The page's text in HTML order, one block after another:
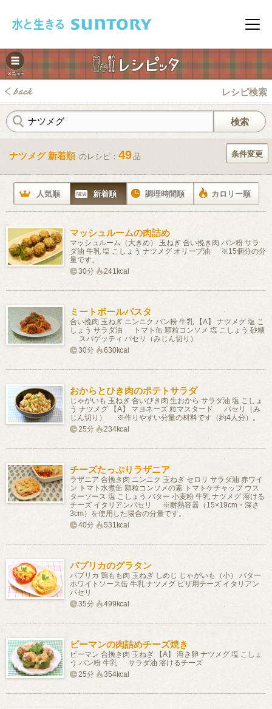
メニ
レシピ検索
ナツメグ 新着順 のレシピ： 49品 条件変更
人気順 新着順 調理時間順 カロリー順
マッシュルームの肉詰め
マッシュルーム（大きめ） 玉ねぎ 合い挽き肉 パン粉 サラ
ダ油 牛乳 塩 こしょう ナツメグ オリーブ油 ※15個分の分
量です。
30分
241kcal
ミートボールパスタ
合い挽肉 玉ねぎ ニンニク パン粉 牛乳 【A】 ナツメグ 塩 こ
しょう サラダ油 トマト缶 顆粒コンソメ 塩 こしょう 砂糖
スパゲッティ パセリ（みじん切り）
30分
630kcal
おからとひき肉のポテトサラダ
じゃがいも 玉ねぎ 合いびき肉 生おから サラダ油 塩 こしょ
う ナツメグ 【A】 マヨネーズ 粒マスタード パセリ（み
じん切り） ※作りやすい分量の材料です（約4人分）。
25分
234kcal
チーズたっぷりラザニア
ラザニア 合挽き肉 ニンニク 玉ねぎ セロリ サラダ油 赤ワイ
ン トマト水煮缶 顆粒コンソメの素 トマトケチャップ ウス
ターソース 塩 こしょう バター 小麦粉 牛乳 ナツメグ 溶ける
チーズ イタリアンパセリ ※耐熱容器（15×19cm・深さ
3cm）を使用した場合の分量です。
40分
531kcal
パプリカのグラタン
パプリカ 鶏もも肉 玉ねぎ しめじ じゃがいも（小） バター
ホワイトソース缶 牛乳 ナツメグ ピザ用チーズ イタリアン
パセリ
35分
499kcal
ピーマンの肉詰めチーズ焼き
ピーマン 合挽き肉 玉ねぎ 【A】 溶き卵 ナツメグ 塩 こしょ
う パン粉 牛乳 サラダ油 溶けるチーズ
25分
354kcal